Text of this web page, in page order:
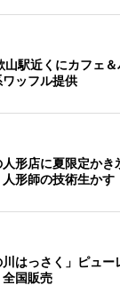
山駅近くにカフェ
ッフル提供
形店に夏限定かき
形師の技術生かす
川はっさく」ピュ
国販売